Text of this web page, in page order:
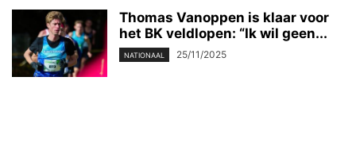
Thomas Vanoppen is klaar voor
het BK veldlopen: “Ik wil geen...
NATIONAAL 25/11/2025